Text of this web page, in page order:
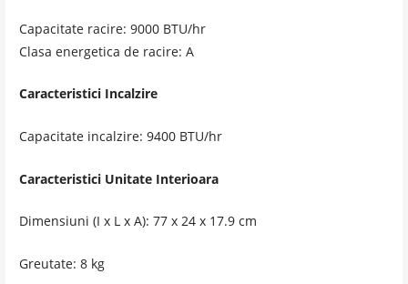
Capacitate racire: 9000 BTU/hr
Clasa energetica de racire: A
Caracteristici Incalzire
Capacitate incalzire: 9400 BTU/hr
Caracteristici Unitate Interioara
Dimensiuni (I x L x A): 77 x 24 x 17.9 cm
Greutate: 8 kg